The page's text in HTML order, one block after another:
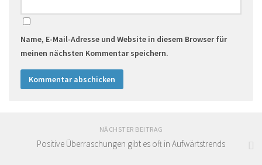
Name, E-Mail-Adresse und Website in diesem Browser für
meinen nächsten Kommentar speichern.
NÄCHSTER BEITRAG
Positive Überraschungen gibt es oft in Aufwärtstrends